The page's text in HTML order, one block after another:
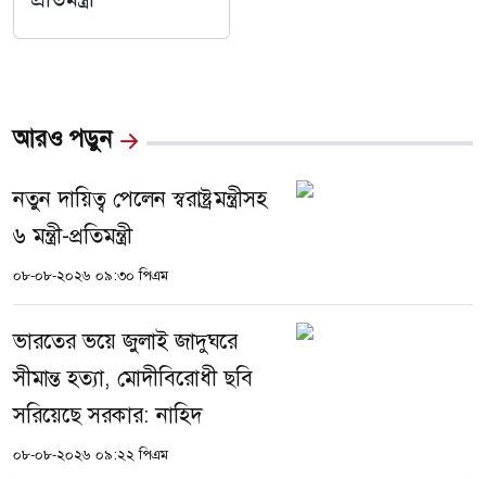
আরও পড়ুন
নতুন দায়িত্ব পেলেন স্বরাষ্ট্রমন্ত্রীসহ
৬ মন্ত্রী-প্রতিমন্ত্রী
০৮-০৮-২০২৬ ০৯:৩০ পিএম
ভারতের ভয়ে জুলাই জাদুঘরে
সীমান্ত হত্যা, মোদীবিরোধী ছবি
সরিয়েছে সরকার: নাহিদ
০৮-০৮-২০২৬ ০৯:২২ পিএম